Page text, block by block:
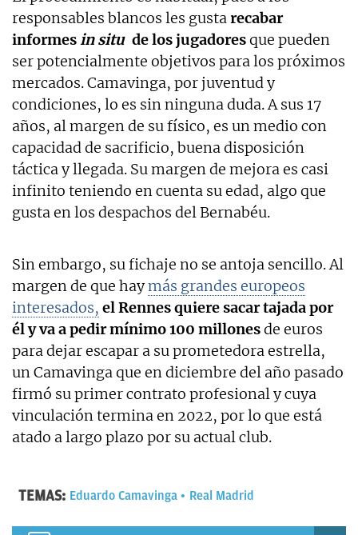
responsables blancos les gustarecabar
informesin situ de los jugadoresque pueden
ser potencialmente objetivos para los próximos
mercados. Camavinga, por juventud y
condiciones, lo es sin ninguna duda. A sus 17
años, al margen de su físico, es un medio con
capacidad de sacrificio, buena disposición
táctica y llegada. Su margen de mejora es casi
infinito teniendo en cuenta su edad, algo que
gusta en los despachos del Bernabéu.
Sin embargo, su fichaje no se antoja sencillo. Al
margen de que haymás grandes europeos
interesados, el Rennes quiere sacar tajada por
él y va a pedir mínimo 100 millonesde euros
para dejar escapar a su prometedora estrella,
un Camavinga que en diciembre del año pasado
firmó su primer contrato profesional y cuya
vinculación termina en 2022, por lo que está
atado a largo plazo por su actual club.
TEMAS: Eduardo Camavinga Real Madrid